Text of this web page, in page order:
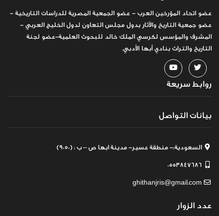
عضو اتحاد المؤرخين العرب - عضو الجمعية المصرية للدراسات التاريخية -
عضو جمعية التاريخ والآثار بدول مجلس التعاون لدول الخليج العربي -
المشرف والمؤسس لكرسي الملك خالد للبحوث العلمية-عضو لجنة
التاريخ والتراث بنادي أبها الأدبي.
روابط سريعة
بيانات التواصل
السعودية:- منطقة عسير- مدينة ابها ص – ب : (9050)
0553847686
ghithanjris@gmail.com
عدد الزوار